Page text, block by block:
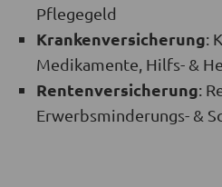
Pflegegeld
Krankenversicherung:
Medikamente, Hilfs- &
Rentenversicherung:
Erwerbsminderungs- &